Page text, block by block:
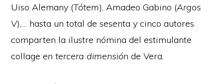
Uiso Alemany (Tótem), Amadeo Gabino (Argos
V),… hasta un total de sesenta y cinco autores
comparten la ilustre nómina del estimulante
collage en tercera dimensiónde Vera.